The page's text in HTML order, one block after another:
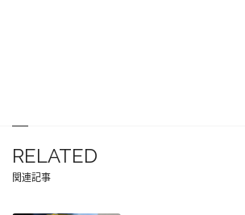
RELATED
関連記事